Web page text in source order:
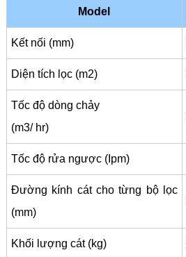
Model
Kết nối (mm)
Diện tích lọc (m2)
Tốc độ dòng chảy
(m3/ hr)
Tốc độ rửa ngược (Ipm)
Đường kính cát cho từng bộ lọc
(mm)
Khối lượng cát (kg)